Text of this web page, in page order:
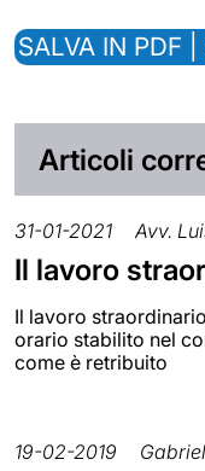
SALVA IN PDF |
Articoli
31-01-2021 Avv.
Il lavoro
Il lavoro
orario stabilito nel
come è retribuito
19-02-2019